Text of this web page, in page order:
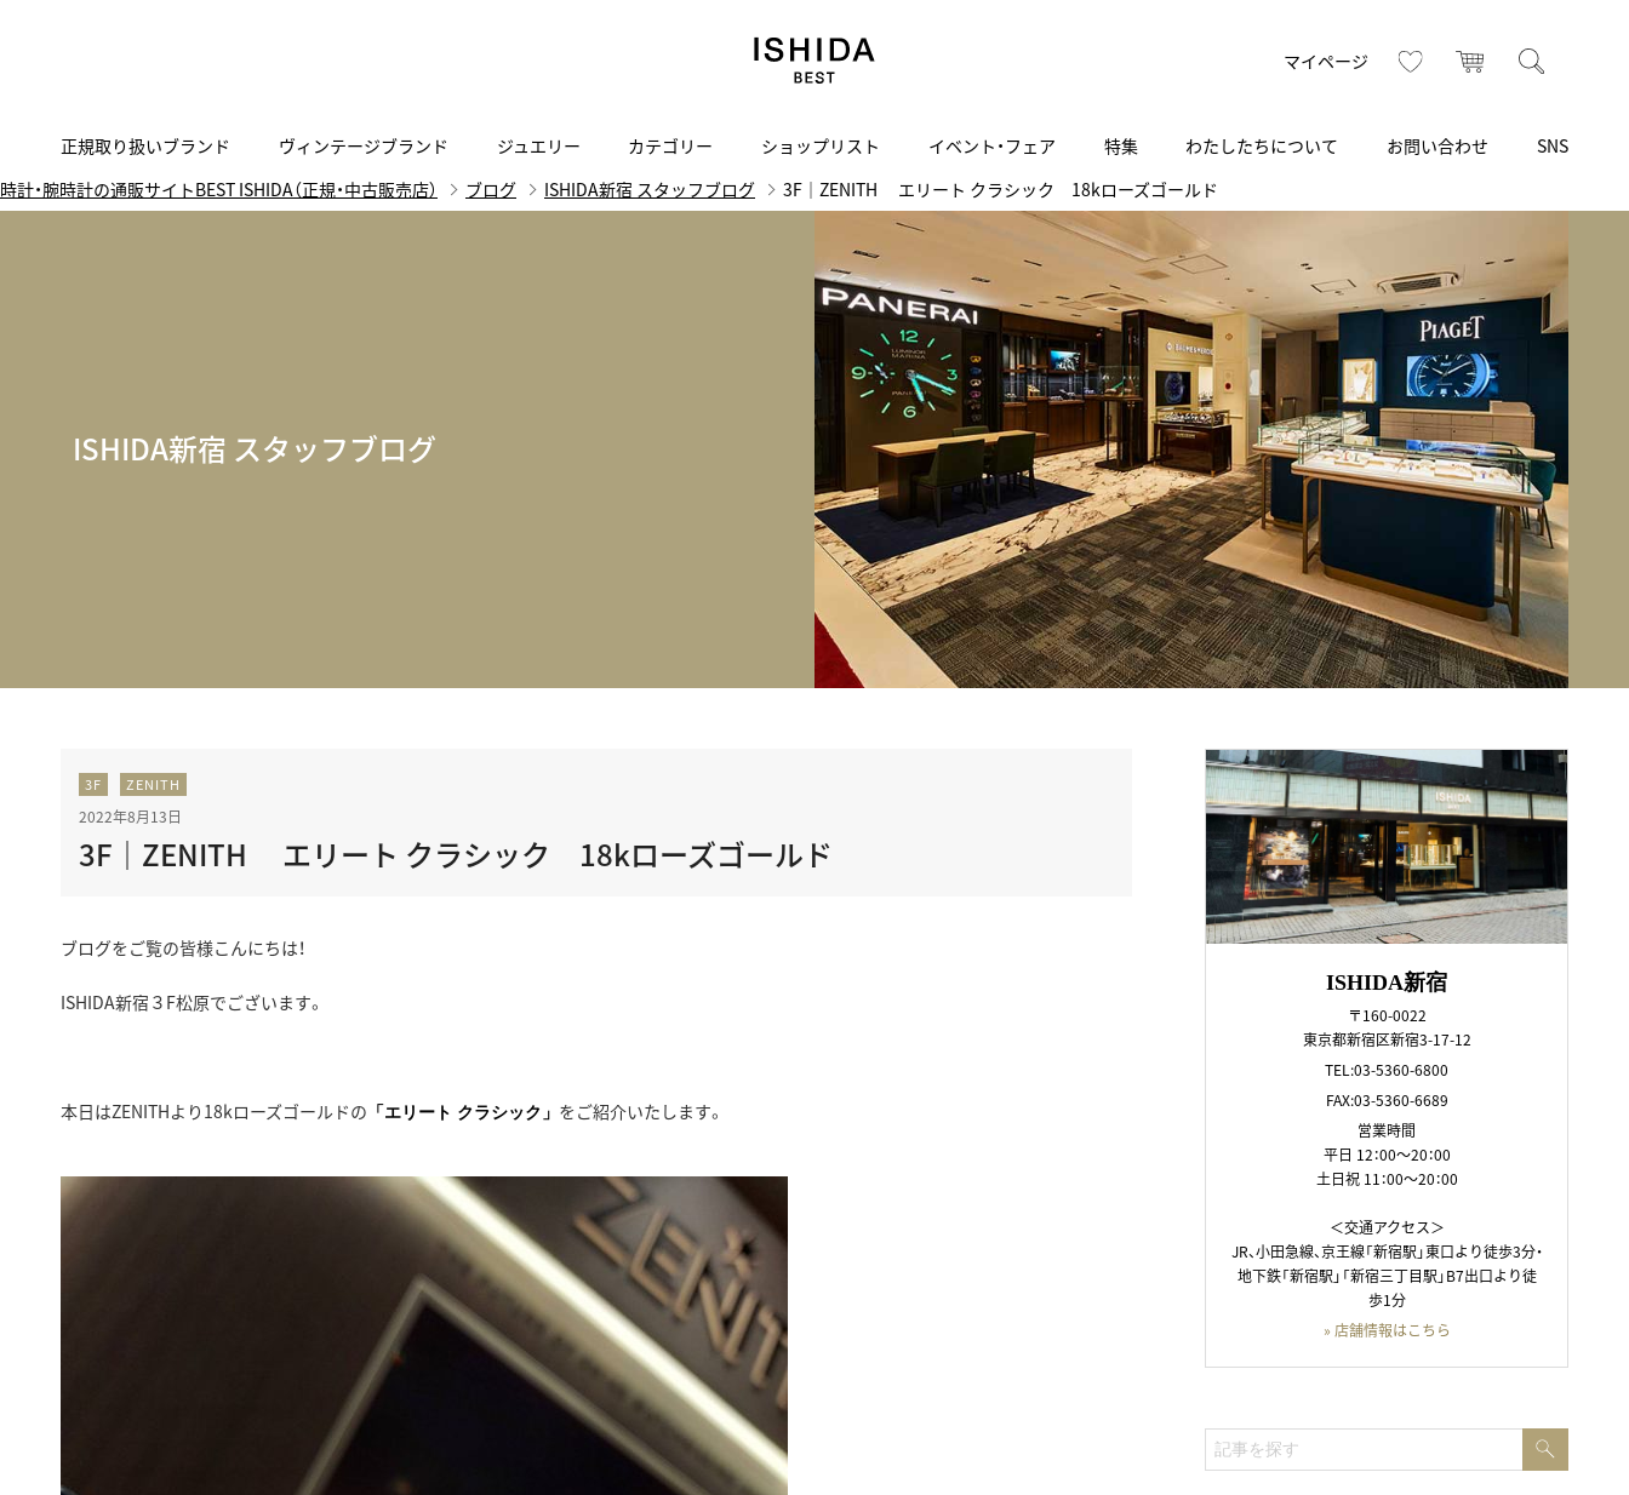
マイページ お気に入りカート
正規取り扱いブランド
A B C D E F G H I J K L M N O P R S T
amazfit
アマズフィット
AMIDA
アミダ
ARMINSTROM
アーミンシュトローム
Arnold & Son
アーノルド＆サン
正規取り扱いブランド一覧はこちら
ヴィンテージブランド
買取り・下取り・委託サービスについて
検索
ヴィンテージブランド一覧はこちら
ジュエリー カテゴリー
ヴィンテージブランド
スマートウォッチ
ISHIDA いいモノ Selection
いいモノ Gift selection
i.s.d.(アイエスディー)
ショップリスト
Luxury Time Lounge ブライトリング ブティック 銀座
ブライトリング ブティック GINZA SIX IWC 表参道ブティック BEST VINTAGE新宿
ヒューリックスクエア札幌
ショップリスト一覧はこちら
イベント・フェア 特集 わたしたちについて
代表メッセージ 会社概要 サービス
お問い合わせ
お問い合わせ ご来店の予約 オンライン相談 買取り・下取り・委託サービス
SNS
INSTAGRAM
TikTok
時計・腕時計の通販サイトBEST ISHIDA（正規・中古販売店） ブログ ISHIDA新宿 スタッフブログ 3F｜ZENITH エリート クラシック 18kローズゴールド
ISHIDA新宿 スタッフブログ
3F ZENITH
2022年8月13日
3F｜ZENITH エリート クラシック 18kローズゴールド
ブログをご覧の皆様こんにちは！
ISHIDA新宿３F松原でございます。
本日はZENITHより18kローズゴールドの 「エリート クラシック」 をご紹介いたします。
ISHIDA新宿
〒160-0022
東京都新宿区新宿3-17-12
TEL:03-5360-6800
FAX:03-5360-6689
営業時間
平日 12：00～20：00
土日祝 11：00～20：00
＜交通アクセス＞
JR、小田急線、京王線「新宿駅」東口より徒歩3分・
地下鉄「新宿駅」「新宿三丁目駅」B7出口より徒
歩1分
» 店舗情報はこちら
検
索: